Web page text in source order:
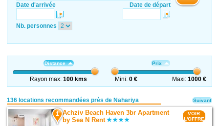
Date d'arrivée Date de départ
Nb. personnes
Distance
Rayon max:100 kms
Prix
Mini:0 € Maxi: 1000 €
136 locations recommandées près de Nahariya
1 Achziv Beach Haven 3br Apartment
by Sea N Rent
VOIR
L'OFFRE
Suivant